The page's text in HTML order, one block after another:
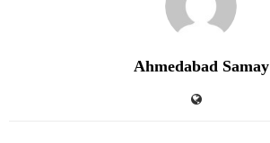
Ahmedabad Samay